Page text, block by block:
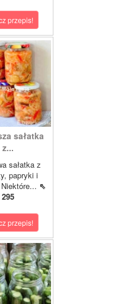
przepis!
sałatka
z...
sałatka z
papryki i
⇖
295
przepis!